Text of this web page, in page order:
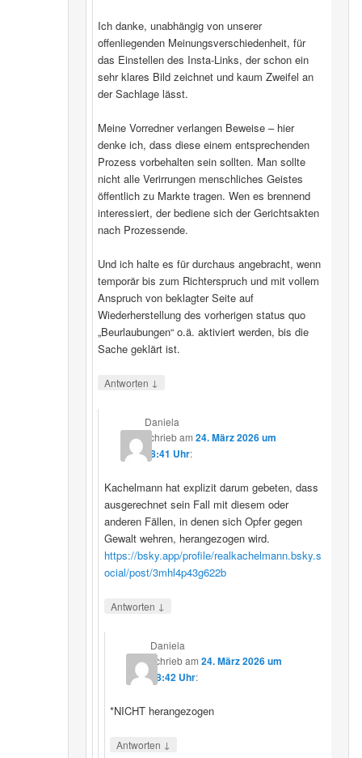
Ich danke, unabhängig von unserer
offenliegenden Meinungsverschiedenheit, für
das Einstellen des Insta-Links, der schon ein
sehr klares Bild zeichnet und kaum Zweifel an
der Sachlage lässt.
Meine Vorredner verlangen Beweise – hier
denke ich, dass diese einem entsprechenden
Prozess vorbehalten sein sollten. Man sollte
nicht alle Verirrungen menschliches Geistes
öffentlich zu Markte tragen. Wen es brennend
interessiert, der bediene sich der Gerichtsakten
nach Prozessende.
Und ich halte es für durchaus angebracht, wenn
temporär bis zum Richterspruch und mit vollem
Anspruch von beklagter Seite auf
Wiederherstellung des vorherigen status quo
„Beurlaubungen“ o.ä. aktiviert werden, bis die
Sache geklärt ist.
Antworten ↓
Daniela
schriebam 24. März 2026 um
08:41 Uhr:
Kachelmann hat explizit darum gebeten, dass
ausgerechnet sein Fall mit diesem oder
anderen Fällen, in denen sich Opfer gegen
Gewalt wehren, herangezogen wird.
https://bsky.app/profile/realkachelmann.bsky.s
ocial/post/3mhl4p43g622b
Antworten ↓
Daniela
schriebam24. März 2026 um
08:42 Uhr:
*NICHT herangezogen
Antworten ↓